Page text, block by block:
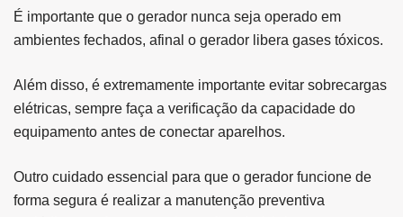
É importante que o gerador nunca seja operado em
ambientes fechados, afinal o gerador libera gases tóxicos.
Além disso, é extremamente importante evitar sobrecargas
elétricas, sempre faça a verificação da capacidade do
equipamento antes de conectar aparelhos.
Outro cuidado essencial para que o gerador funcione de
forma segura é realizar a manutenção preventiva